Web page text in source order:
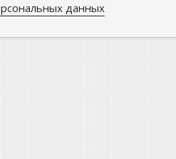
данных